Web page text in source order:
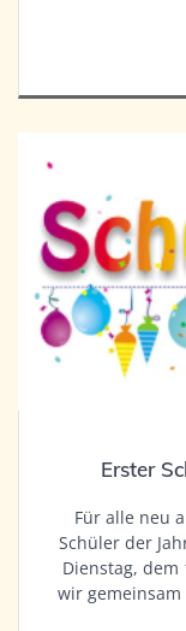
Erster
Für alle neu
Schüler der
Dienstag, dem
wir